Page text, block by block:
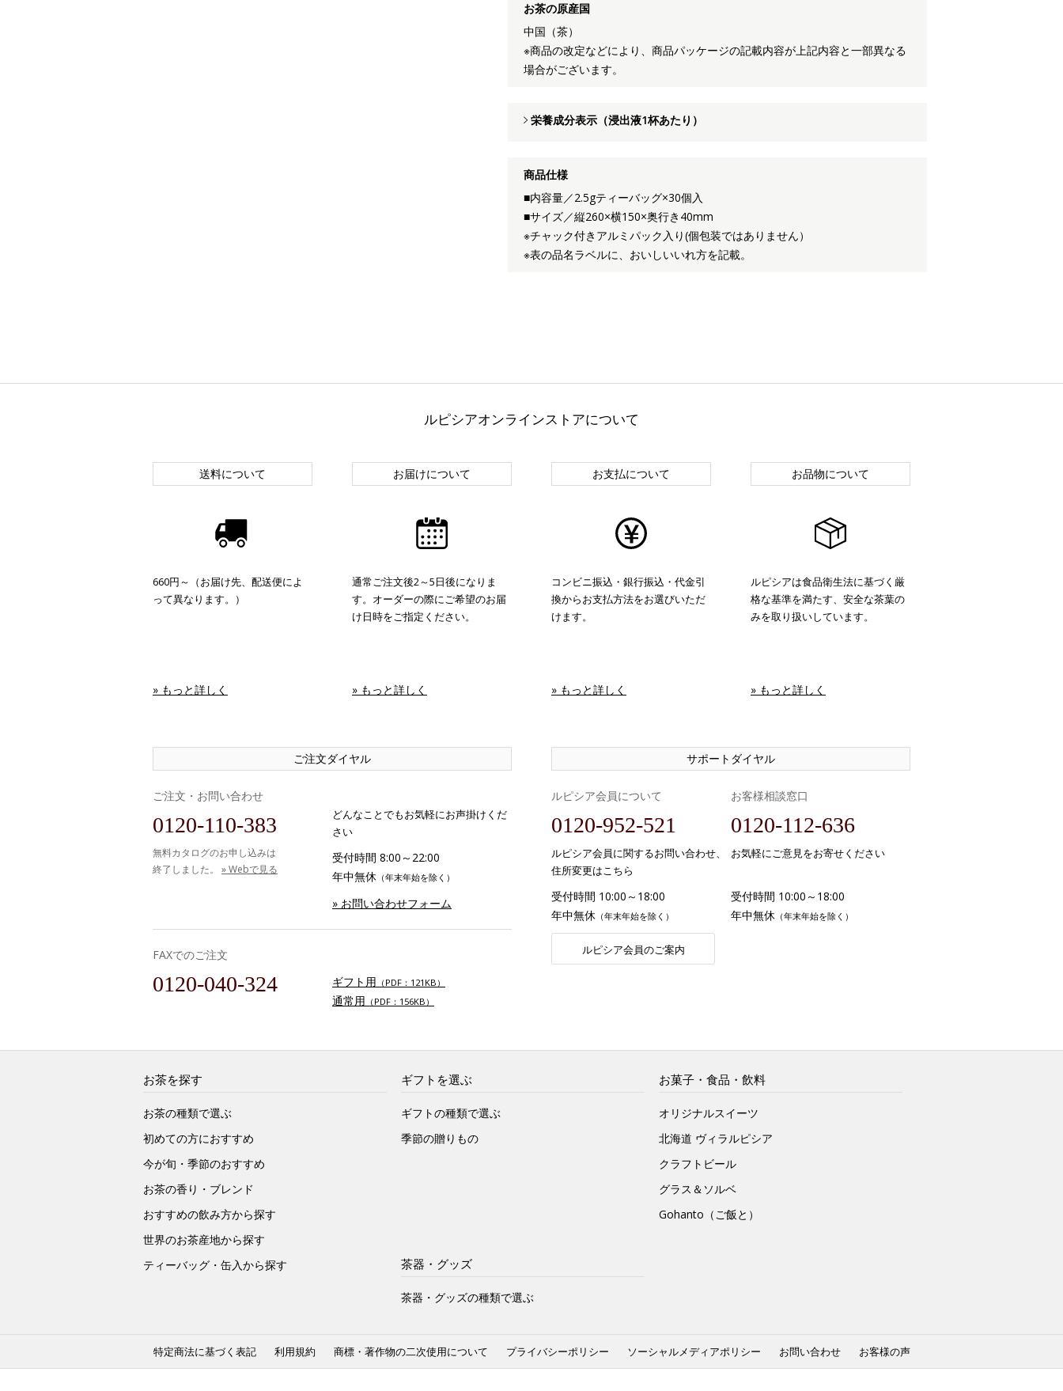
お茶の原産国
中国（茶）
※商品の改定などにより、商品パッケージの記載内容が上記内容と一部異なる
場合がございます。
栄養成分表示（浸出液1杯あたり）
商品仕様
■内容量／2.5gティーバッグ×30個入
■サイズ／縦260×横150×奥行き40mm
※チャック付きアルミパック入り(個包装ではありません）
※表の品名ラベルに、おいしいいれ方を記載。
ルピシアオンラインストアについて
送料について
660円～（お届け先、配送便によ
って異なります。）
» もっと詳しく
お届けについて
通常ご注文後2～5日後になりま
す。オーダーの際にご希望のお届
け日時をご指定ください。
» もっと詳しく
お支払について
コンビニ振込・銀行振込・代金引
換からお支払方法をお選びいただ
けます。
» もっと詳しく
お品物について
ルピシアは食品衛生法に基づく厳
格な基準を満たす、安全な茶葉の
みを取り扱いしています。
» もっと詳しく
ご注文ダイヤル
ご注文・お問い合わせ
0120-110-383
無料カタログのお申し込みは
終了しました。 » Webで見る
どんなことでもお気軽にお声掛けくだ
さい
受付時間 8:00～22:00
年中無休 （年末年始を除く）
» お問い合わせフォーム
FAXでのご注文
0120-040-324 ギフト用 （PDF：121KB）
通常用 （PDF：156KB）
サポートダイヤル
ルピシア会員について
0120-952-521
ルピシア会員に関するお問い合わせ、
住所変更はこちら
受付時間 10:00～18:00
年中無休 （年末年始を除く）
ルピシア会員のご案内
お客様相談窓口
0120-112-636
お気軽にご意見をお寄せください
受付時間 10:00～18:00
年中無休 （年末年始を除く）
お茶を探す
お茶の種類で選ぶ
初めての方におすすめ
今が旬・季節のおすすめ
お茶の香り・ブレンド
おすすめの飲み方から探す
世界のお茶産地から探す
ティーバッグ・缶入から探す
ギフトを選ぶ
ギフトの種類で選ぶ
季節の贈りもの
お菓子・食品・飲料
オリジナルスイーツ
北海道 ヴィラルピシア
クラフトビール
グラス＆ソルベ
Gohanto（ご飯と）
茶器・グッズ
茶器・グッズの種類で選ぶ
特定商法に基づく表記 利用規約 商標・著作物の二次使用について プライバシーポリシー ソーシャルメディアポリシー お問い合わせ お客様の声